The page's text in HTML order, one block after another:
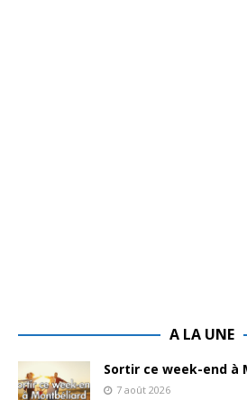
A LA UNE
Sortir ce week-end à
7 août 2026